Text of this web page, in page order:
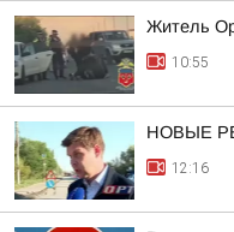
Житель
10:55
НОВЫЕ
12:16